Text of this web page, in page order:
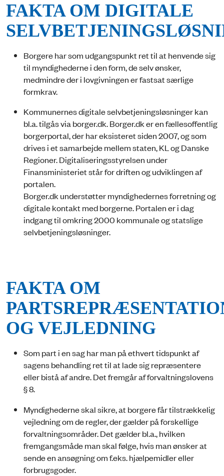
FAKTA OM DIGITALE
Borgere har som udgangspunkt ret til at henvende sig
til myndighederne i den form, de selv ønsker,
medmindre der i lovgivningen er fastsat særlige
formkrav.
Kommunernes digitale selvbetjeningsløsninger kan
bl.a. tilgås via borger.dk. Borger.dk er en fællesoffentlig
borgerportal, der har eksisteret siden 2007, og som
drives i et samarbejde mellem staten, KL og Danske
Regioner. Digitaliseringsstyrelsen under
Finansministeriet står for driften og udviklingen af
portalen.
Borger.dk understøtter myndighedernes forretning og
digitale kontakt med borgerne. Portalen er i dag
indgang til omkring 2000 kommunale og statslige
selvbetjeningsløsninger.
FAKTA OM
OG VEJLEDNING
Som part i en sag har man på ethvert tidspunkt af
sagens behandling ret til at lade sig repræsentere
eller bistå af andre. Det fremgår af forvaltningslovens
§ 8.
Myndighederne skal sikre, at borgere får tilstrækkelig
vejledning om de regler, der gælder på forskellige
forvaltningsområder. Det gælder bl.a., hvilken
fremgangsmåde man skal følge, hvis man ønsker at
sende en ansøgning om f.eks. hjælpemidler eller
forbrugsgoder.